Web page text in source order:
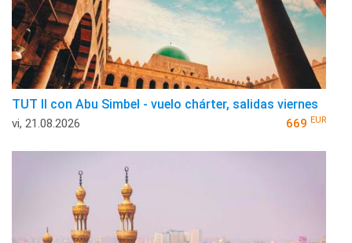
TUT II con Abu Simbel - vuelo chárter, salidas viernes
vi, 21.08.2026 669 EUR